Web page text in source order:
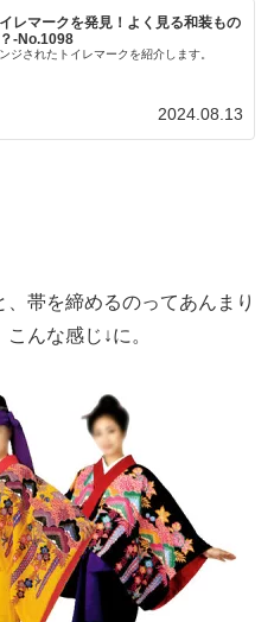
イレマークを発見！よく見る和装もの
-No.1098
ジされたトイレマークを紹介します。
2024.08.13
帯を締めるのってあんまり
んな感じ↓に。